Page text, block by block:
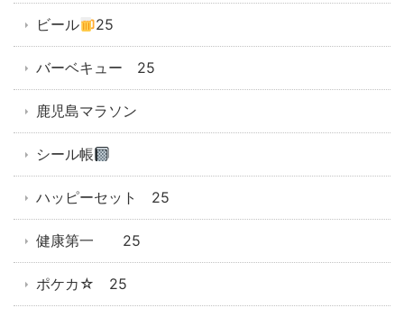
ビール 25
バーベキュー 25
鹿児島マラソン
シール帳
ハッピーセット 25
健康第一 25
ポケカ☆ 25